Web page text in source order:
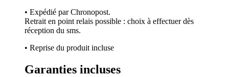
• Expédié par Chronopost.
Retrait en point relais possible : choix à effectuer dès
réception du sms.
• Reprise du produit incluse
Garanties incluses